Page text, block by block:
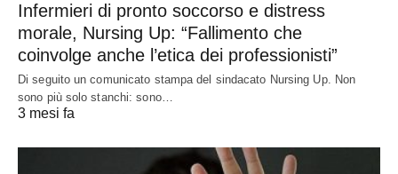
Infermieri di pronto soccorso e distress
morale, Nursing Up: “Fallimento che
coinvolge anche l’etica dei professionisti”
Di seguito un comunicato stampa del sindacato Nursing Up. Non
sono più solo stanchi: sono…
3 mesi fa